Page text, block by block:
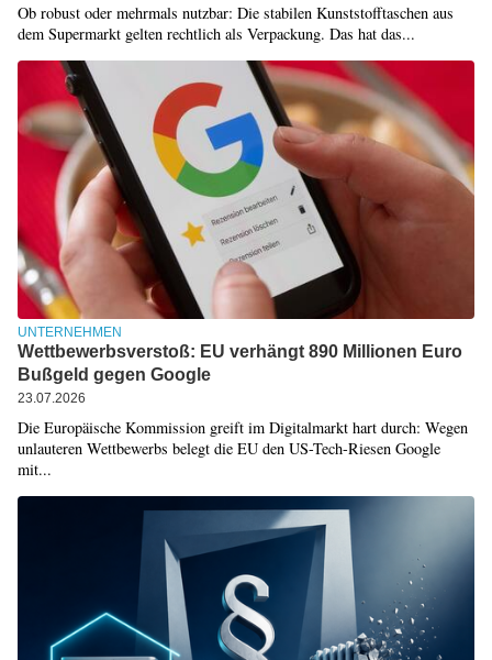
Ob robust oder mehrmals nutzbar: Die stabilen Kunststofftaschen aus
dem Supermarkt gelten rechtlich als Verpackung. Das hat das...
UNTERNEHMEN
Wettbewerbsverstoß: EU verhängt 890 Millionen Euro
Bußgeld gegen Google
23.07.2026
Die Europäische Kommission greift im Digitalmarkt hart durch: Wegen
unlauteren Wettbewerbs belegt die EU den US-Tech-Riesen Google
mit...